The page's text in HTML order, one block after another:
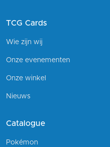
TCG Cards
Wie zijn wij
Onze evenementen
Onze winkel
Nieuws
Catalogue
Pokémon